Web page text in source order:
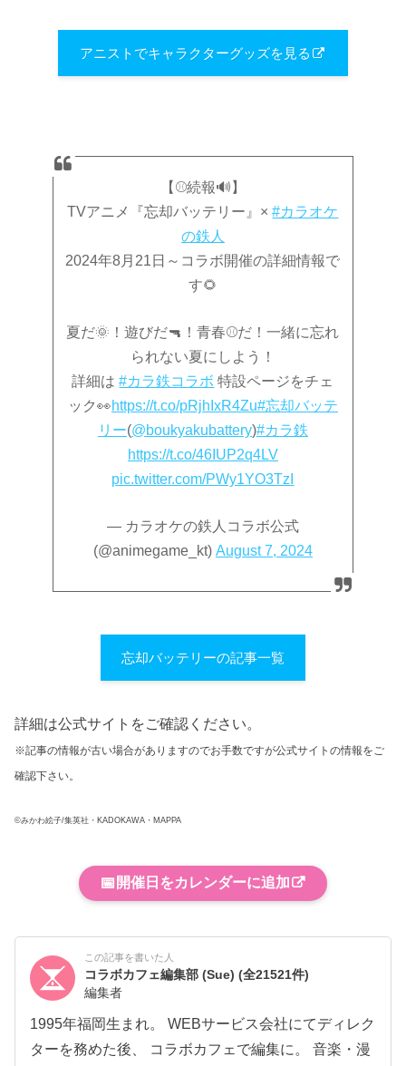
アニストでキャラクターグッズを見る
【⚾続報🔊】
TVアニメ『忘却バッテリー』×#カラオケ
の鉄人
2024年8月21日～コラボ開催の詳細情報で
す🌻
夏だ🌞！遊びだ🔫！青春⚾だ！一緒に忘れ
られない夏にしよう！
詳細は#カラ鉄コラボ 特設ページをチェ
ック👀https://t.co/pRjhIxR4Zu#忘却バッテ
リー(@boukyakubattery)#カラ鉄
https://t.co/46IUP2q4LV
pic.twitter.com/PWy1YO3TzI
— カラオケの鉄人コラボ公式
(@animegame_kt) August 7, 2024
忘却バッテリーの記事一覧
詳細は公式サイトをご確認ください。
※記事の情報が古い場合がありますのでお手数ですが公式サイトの情報をご
確認下さい。
©みかわ絵子/集英社・KADOKAWA・MAPPA
📅 開催日をカレンダーに追加
この記事を書いた人
コラボカフェ編集部 (Sue)(全21521件)
編集者
1995年福岡生まれ。 WEBサービス会社にてディレク
ターを務めた後、 コラボカフェで編集に。 音楽・漫